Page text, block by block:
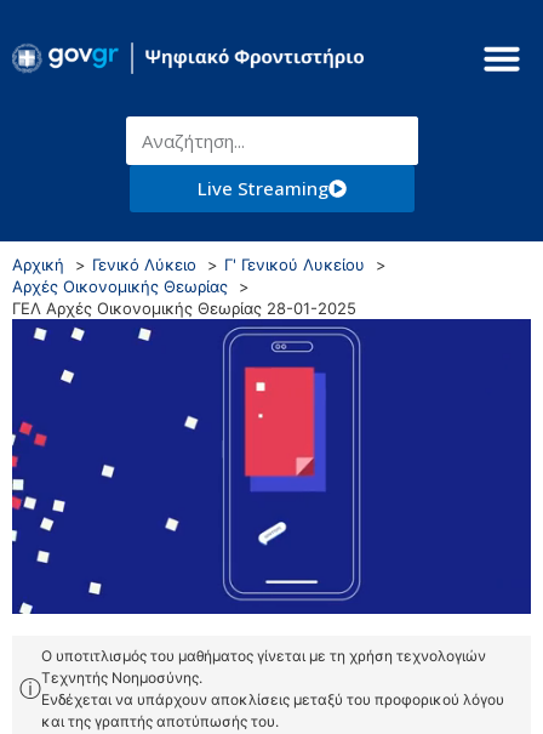
Live Streaming
Αρχική Γενικό Λύκειο
Γ' Γενικού Λυκείου
Αρχές Οικονομικής Θεωρίας
ΓΕΛ Αρχές Οικονομικής Θεωρίας 28-01-2025
ⓘ
Ο υποτιτλισμός του μαθήματος γίνεται με τη χρήση τεχνολογιών
Τεχνητής Νοημοσύνης.
Ενδέχεται να υπάρχουν αποκλίσεις μεταξύ του προφορικού λόγου
και της γραπτής αποτύπωσής του.